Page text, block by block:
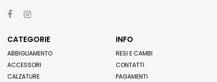
CATEGORIE
ABBIGLIAMENTO
ACCESSORI
CALZATURE
INFO
RESI E CAMBI
CONTATTI
PAGAMENTI